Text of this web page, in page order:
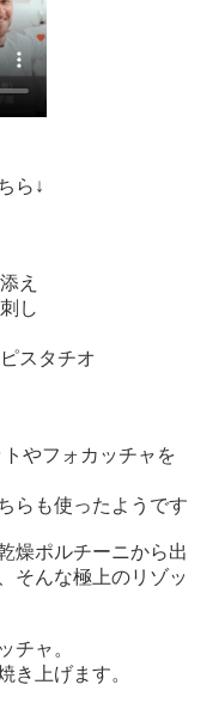
ら↓
え
し
スタチオ
やフォカッチャを
らも使ったようです
燥ポルチーニから出
そんな極上のリゾッ
チャ。
き上げます。